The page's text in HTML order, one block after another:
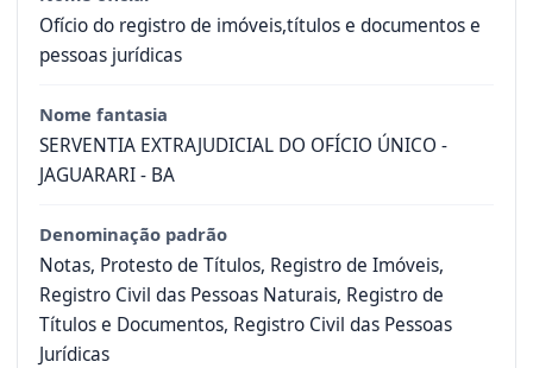
Ofício do registro de imóveis,títulos e documentos e
pessoas jurídicas
Nome fantasia
SERVENTIA EXTRAJUDICIAL DO OFÍCIO ÚNICO -
JAGUARARI - BA
Denominação padrão
Notas, Protesto de Títulos, Registro de Imóveis,
Registro Civil das Pessoas Naturais, Registro de
Títulos e Documentos, Registro Civil das Pessoas
Jurídicas